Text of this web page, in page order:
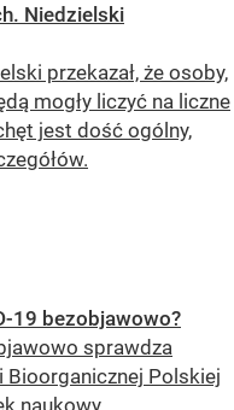
Niedzielski
przekazał, że osoby,
mogły liczyć na liczne
jest dość ogólny,
19 bezobjawowo?
sprawdza
Bioorganicznej Polskiej
naukowy